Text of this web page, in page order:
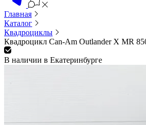
Главная
Каталог
Квадроциклы
Квадроцикл Can-Am Outlander X MR
В наличии в Екатеринбурге